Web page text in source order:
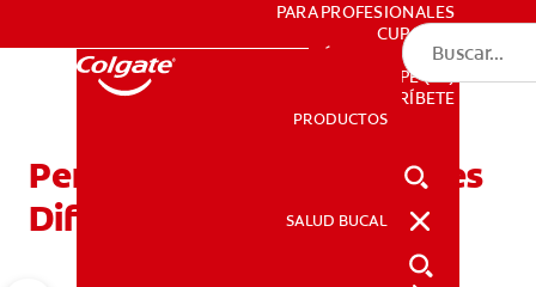
PRODUCTOS
PARA PROFESIONALES
CUPONES
DÓNDE COMPRAR
PE (ES)
SUSCRÍBETE
PRODUCTOS
SALUD BUCAL
Personas Con Capacidades
Diferentes Y Salud Bucal